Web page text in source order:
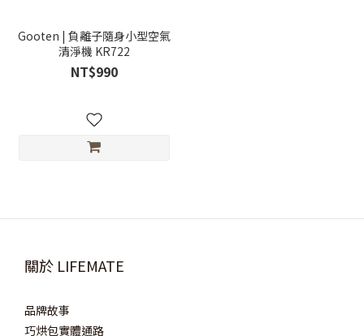
Gooten | 負離子隨身小型空氣
清淨機 KR722
NT$990
關於 LIFEMATE
品牌故事
巧烘包實體通路